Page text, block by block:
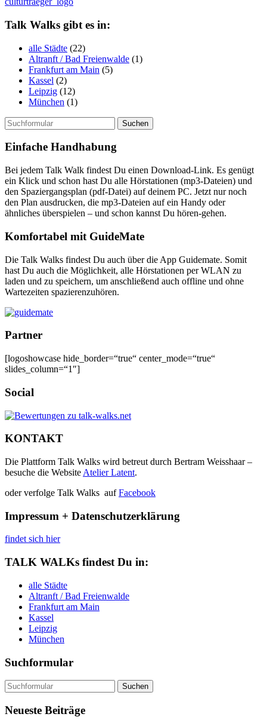
Talk Walks gibt es in:
alle Städte (22)
Altranft / Bad Freienwalde (1)
Frankfurt am Main (5)
Kassel (2)
Leipzig (12)
München (1)
Suchen
nach:
Einfache Handhabung
Bei jedem Talk Walk findest Du einen Download-Link. Es genügt
ein Klick und schon hast Du alle Hörstationen (mp3-Dateien) und
den Spaziergangsplan (pdf-Datei) auf deinem PC. Jetzt nur noch
den Plan ausdrucken, die mp3-Dateien auf ein Handy oder
ähnliches überspielen – und schon kannst Du hören-gehen.
Komfortabel mit GuideMate
Die Talk Walks findest Du auch über die App Guidemate. Somit
hast Du auch die Möglichkeit, alle Hörstationen per WLAN zu
laden und zu speichern, um anschließend auch offline und ohne
Wartezeiten spazierenzuhören.
Partner
[logoshowcase hide_border=“true“ center_mode=“true“
slides_column=“1″]
Social
KONTAKT
Die Plattform Talk Walks wird betreut durch Bertram Weisshaar –
besuche die Website Atelier Latent.
oder verfolge Talk Walks aufFacebook
Impressum + Datenschutzerklärung
findet sich hier
TALK WALKs findest Du in:
alle Städte
Altranft / Bad Freienwalde
Frankfurt am Main
Kassel
Leipzig
München
Suchformular
Suchen
nach:
Neueste Beiträge